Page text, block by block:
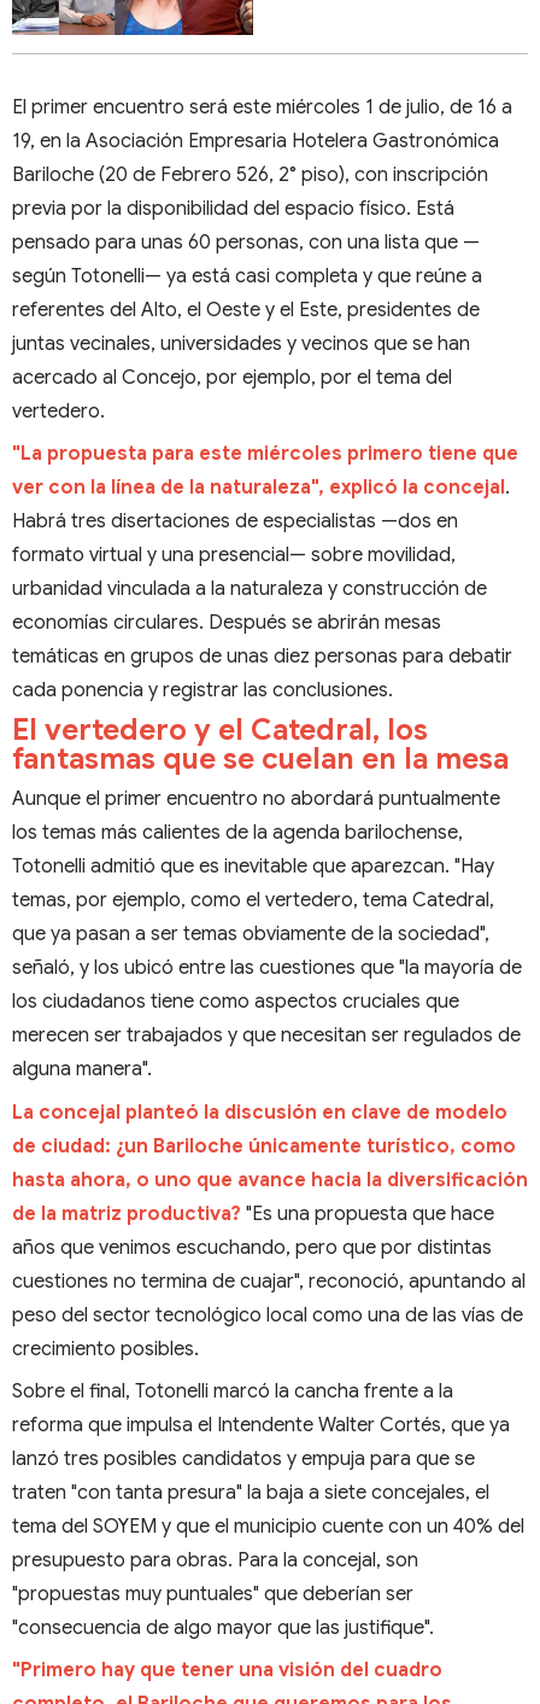
El primer encuentro será este miércoles 1 de julio, de 16 a
19, en la Asociación Empresaria Hotelera Gastronómica
Bariloche (20 de Febrero 526, 2° piso), con inscripción
previa por la disponibilidad del espacio físico. Está
pensado para unas 60 personas, con una lista que —
según Totonelli— ya está casi completa y que reúne a
referentes del Alto, el Oeste y el Este, presidentes de
juntas vecinales, universidades y vecinos que se han
acercado al Concejo, por ejemplo, por el tema del
vertedero.
"La propuesta para este miércoles primero tiene que
ver con la línea de la naturaleza", explicó la concejal.
Habrá tres disertaciones de especialistas —dos en
formato virtual y una presencial— sobre movilidad,
urbanidad vinculada a la naturaleza y construcción de
economías circulares. Después se abrirán mesas
temáticas en grupos de unas diez personas para debatir
cada ponencia y registrar las conclusiones.
El vertedero y el Catedral, los
fantasmas que se cuelan en la mesa
Aunque el primer encuentro no abordará puntualmente
los temas más calientes de la agenda barilochense,
Totonelli admitió que es inevitable que aparezcan. "Hay
temas, por ejemplo, como el vertedero, tema Catedral,
que ya pasan a ser temas obviamente de la sociedad",
señaló, y los ubicó entre las cuestiones que "la mayoría de
los ciudadanos tiene como aspectos cruciales que
merecen ser trabajados y que necesitan ser regulados de
alguna manera".
La concejal planteó la discusión en clave de modelo
de ciudad: ¿un Bariloche únicamente turístico, como
hasta ahora, o uno que avance hacia la diversificación
de la matriz productiva? "Es una propuesta que hace
años que venimos escuchando, pero que por distintas
cuestiones no termina de cuajar", reconoció, apuntando al
peso del sector tecnológico local como una de las vías de
crecimiento posibles.
Sobre el final, Totonelli marcó la cancha frente a la
reforma que impulsa el Intendente Walter Cortés, que ya
lanzó tres posibles candidatos y empuja para que se
traten "con tanta presura" la baja a siete concejales, el
tema del SOYEM y que el municipio cuente con un 40% del
presupuesto para obras. Para la concejal, son
"propuestas muy puntuales" que deberían ser
"consecuencia de algo mayor que las justifique".
"Primero hay que tener una visión del cuadro